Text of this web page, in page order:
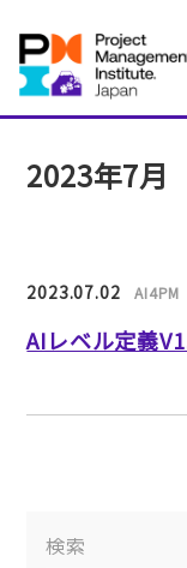
2023年7月
2023.07.02 AI4PM
AIレベル定義
検索